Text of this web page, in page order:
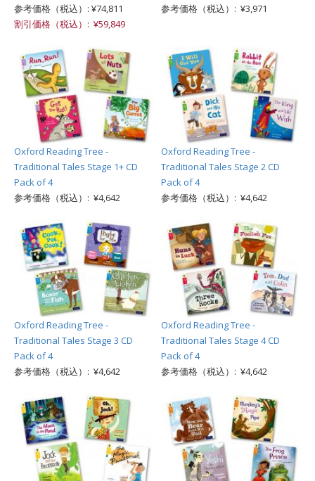
参考価格（税込）: ¥74,811
割引価格（税込）: ¥59,849
参考価格（税込）: ¥3,971
Oxford Reading Tree -
Traditional Tales Stage 1+ CD
Pack of 4
参考価格（税込）: ¥4,642
Oxford Reading Tree -
Traditional Tales Stage 2 CD
Pack of 4
参考価格（税込）: ¥4,642
Oxford Reading Tree -
Traditional Tales Stage 3 CD
Pack of 4
参考価格（税込）: ¥4,642
Oxford Reading Tree -
Traditional Tales Stage 4 CD
Pack of 4
参考価格（税込）: ¥4,642